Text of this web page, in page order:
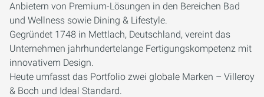
Anbietern von Premium-Lösungen in den Bereichen Bad
und Wellness sowie Dining & Lifestyle.
Gegründet 1748 in Mettlach, Deutschland, vereint das
Unternehmen jahrhundertelange Fertigungskompetenz mit
innovativem Design.
Heute umfasst das Portfolio zwei globale Marken – Villeroy
& Boch und Ideal Standard.